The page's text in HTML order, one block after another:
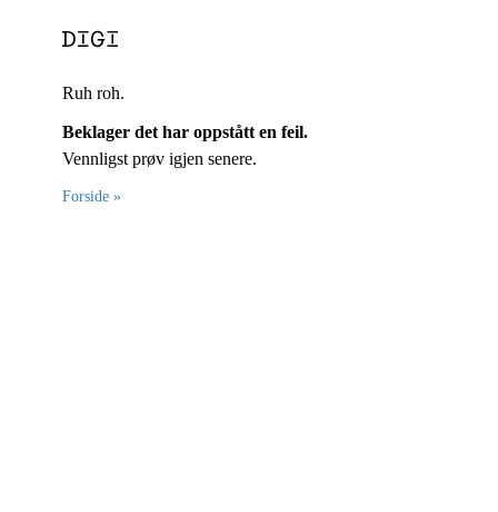
Ruh roh.
Beklager det har oppstått en feil.
Vennligst prøv igjen senere.
Forside »